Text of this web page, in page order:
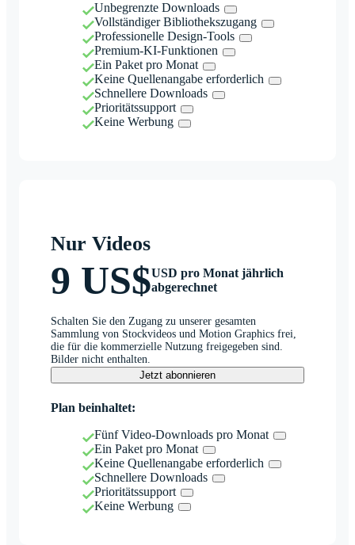
Unbegrenzte Downloads
Vollständiger Bibliothekszugang
Professionelle Design-Tools
Premium-KI-Funktionen
Ein Paket pro Monat
Keine Quellenangabe erforderlich
Schnellere Downloads
Prioritätssupport
Keine Werbung
Nur Videos
9 US$USD pro Monat jährlich
abgerechnet
Schalten Sie den Zugang zu unserer gesamten
Sammlung von Stockvideos und Motion Graphics frei,
die für die kommerzielle Nutzung freigegeben sind.
Bilder nicht enthalten.
Jetzt abonnieren
Plan beinhaltet:
Fünf Video-Downloads pro Monat
Ein Paket pro Monat
Keine Quellenangabe erforderlich
Schnellere Downloads
Prioritätssupport
Keine Werbung